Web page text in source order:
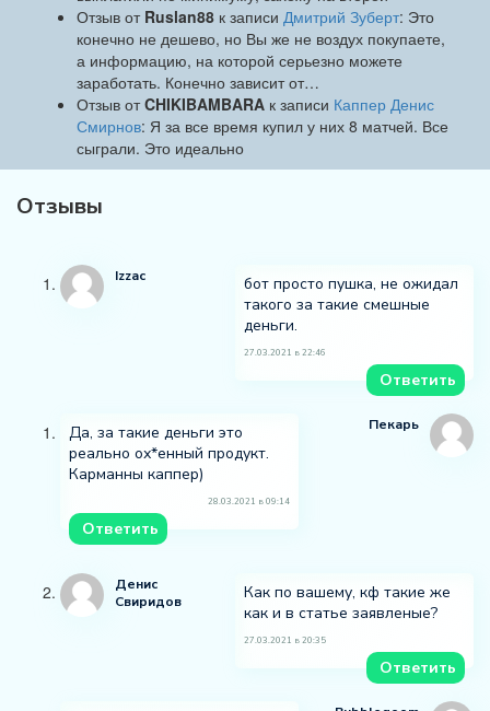
Отзыв от Ruslan88 к записи Дмитрий Зуберт: Это
конечно не дешево, но Вы же не воздух покупаете,
а информацию, на которой серьезно можете
заработать. Конечно зависит от…
Отзыв отCHIKIBAMBARA к записи Каппер Денис
Смирнов: Я за все время купил у них 8 матчей. Все
сыграли. Это идеально
Отзывы
Izzac
бот просто пушка, не ожидал
такого за такие смешные
деньги.
27.03.2021 в 22:46
Ответить
Пекарь
Да, за такие деньги это
реально ох*енный продукт.
Карманны каппер)
28.03.2021 в 09:14
Ответить
Денис
Свиридов
Как по вашему, кф такие же
как и в статье заявленые?
27.03.2021 в 20:35
Ответить